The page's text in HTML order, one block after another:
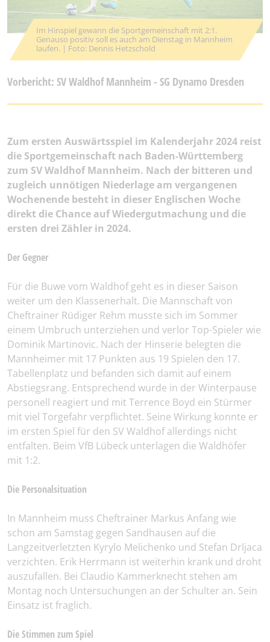
Im Hinspiel gewann die Sportgemeinschaft mit 2:1.
Genauso positiv soll es auch am Dienstag in Mannheim
laufen. | Foto: Dennis Hetzschold
Vorbericht: SV Waldhof Mannheim - SG Dynamo Dresden
Zum ersten Auswärtsspiel im Kalenderjahr 2024 reist
die Sportgemeinschaft nach Baden-Württemberg
zum SV Waldhof Mannheim. Nach der bitteren und
zugleich unnötigen Niederlage am vergangenen
Wochenende besteht in dieser Englischen Woche
direkt die Chance auf Wiedergutmachung und die
ersten drei Zähler in 2024.
Der Gegner
Für die Buwe vom Waldhof geht es in dieser Saison
weiter um den Klassenerhalt. Die Mannschaft von
Cheftrainer Rüdiger Rehm musste sich im Sommer
einem Umbruch unterziehen und verlor Top-Spieler wie
Dominik Martinovic. Nach der Hinserie belegten die
Mannheimer mit 17 Punkten aus 19 Spielen den 17.
Tabellenplatz und befanden sich damit auf einem
Abstiegsrang. Entsprechend wurde in der Winterpause
personell reagiert und mit Terrence Boyd ein Stürmer
mit viel Torgefahr verpflichtet. Seine Wirkung konnte er
im ersten Spiel für den SV Waldhof allerdings nicht
entfalten. Beim VfB Lübeck unterlagen die Waldhöfer
mit 1:2.
Die Personalsituation
In Mannheim muss Cheftrainer Markus Anfang wie
schon am Samstag gegen Sandhausen auf die
Langzeitverletzten Kyrylo Melichenko und Stefan Drljaca
verzichten. Erik Herrmann ist weiterhin krank und droht
auszufallen. Bei Claudio Kammerknecht stehen am
Montag noch Untersuchungen an der Schulter an. Sein
Einsatz ist fraglich.
Die Stimmen zum Spiel